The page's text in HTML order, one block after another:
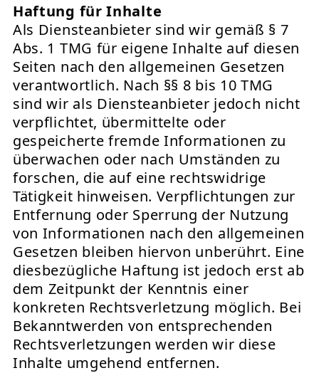
Haftung für Inhalte
Als Diensteanbieter sind wir gemäß § 7
Abs. 1 TMG für eigene Inhalte auf diesen
Seiten nach den allgemeinen Gesetzen
verantwortlich. Nach §§ 8 bis 10 TMG
sind wir als Diensteanbieter jedoch nicht
verpflichtet, übermittelte oder
gespeicherte fremde Informationen zu
überwachen oder nach Umständen zu
forschen, die auf eine rechtswidrige
Tätigkeit hinweisen. Verpflichtungen zur
Entfernung oder Sperrung der Nutzung
von Informationen nach den allgemeinen
Gesetzen bleiben hiervon unberührt. Eine
diesbezügliche Haftung ist jedoch erst ab
dem Zeitpunkt der Kenntnis einer
konkreten Rechtsverletzung möglich. Bei
Bekanntwerden von entsprechenden
Rechtsverletzungen werden wir diese
Inhalte umgehend entfernen.